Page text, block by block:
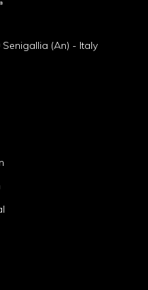
(An) - Italy